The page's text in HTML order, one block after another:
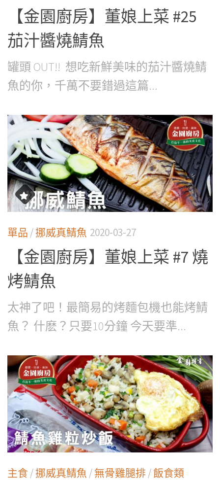
【金園廚房】董娘上菜 #25
茄汁醬燒鯖魚
罐頭 OUT!! 想吃新鮮美味的茄汁醬燒鯖
魚的你，千萬不要錯過這篇...
單品 /挪威真鯖魚 2020-03-27
【金園廚房】董娘上菜 #7 燒
烤鯖魚
太神了吧！最簡易的烤麵包機也能烤鯖
魚？ 什麽？只要10分鐘 今天要準...
主食 /挪威真鯖魚 /無骨雞腿排/飯食類